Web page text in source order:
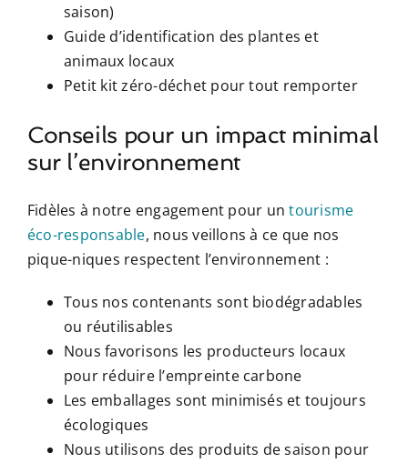
saison)
Guide d’identification des plantes et
animaux locaux
Petit kit zéro-déchet pour tout remporter
Conseils pour un impact minimal
sur l’environnement
Fidèles à notre engagement pour untourisme
éco-responsable, nous veillons à ce que nos
pique-niques respectent l’environnement :
Tous nos contenants sont biodégradables
ou réutilisables
Nous favorisons les producteurs locaux
pour réduire l’empreinte carbone
Les emballages sont minimisés et toujours
écologiques
Nous utilisons des produits de saison pour